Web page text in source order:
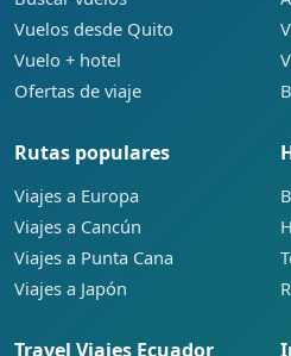
Vuelos desde Quito
Vuelo + hotel
Ofertas de viaje
Rutas populares
Viajes a Europa
Viajes a Cancún
Viajes a Punta Cana
Viajes a Japón
Travel Viajes Ecuador